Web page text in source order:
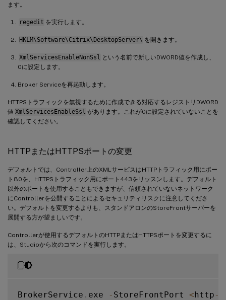
ます。
regedit を実行します。
HKLM\Software\Citrix\DesktopServer\ を開きます。
XmlServicesEnableNonSsl
という名前で新しいDWORD値を作成し、
0に設定します。
Broker Serviceを再起動します。
HTTPSトラフィックを無視するために作成できる対応するレジストリDWORD
値 XmlServicesEnableSsl があります。これが0に設定されていないことを
確認してください。
HTTPまたはHTTPSポートの変更
デフォルトでは、Controller上のXMLサービスはHTTPトラフィック用にポー
ト80を、HTTPSトラフィック用にポート443をリッスンします。デフォルト
以外のポートを使用することもできますが、信頼されていないネットワーク
にControllerを公開することによるセキュリティリスクに注意してくださ
い。デフォルトを変更するよりも、スタンドアロンのStoreFrontサーバーを
展開する方が望ましいです。
Controllerが使用するデフォルトのHTTPまたはHTTPSポートを変更するに
は、Studioから次のコマンドを実行します。
BrokerService . exe - StoreFrontPort <http -